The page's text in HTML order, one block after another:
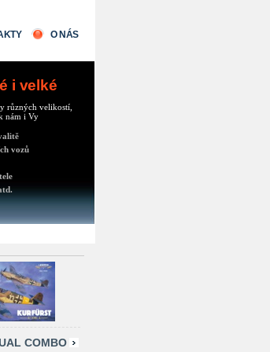
O NÁS
i velké
různých velikostí,
nám i Vy
vozů
COMBO